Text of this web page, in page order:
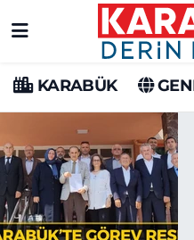
KARABÜK
Karabük Hava
Karabük Trafik
Süper Lig Puan